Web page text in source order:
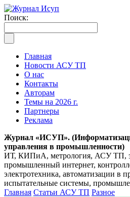
Поиск:
Главная
Новости АСУ ТП
О нас
Контакты
Авторам
Темы на 2026 г.
Партнеры
Реклама
Журнал «ИСУП».
управления в промышленности)
ИТ, КИПиА, метрология, АСУ ТП,
промышленный интернет,
электротехника, автоматизации в
испытательные системы,
Главная Статьи АСУ ТП Разное